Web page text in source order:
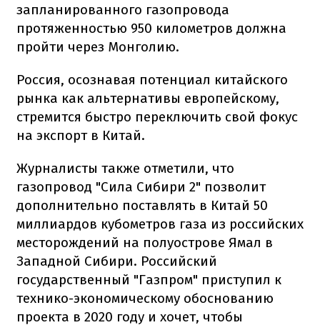
запланированного газопровода
протяженностью 950 километров должна
пройти через Монголию.
Россия, осознавая потенциал китайского
рынка как альтернативы европейскому,
стремится быстро переключить свой фокус
на экспорт в Китай.
Журналисты также отметили, что
газопровод "Сила Сибири 2" позволит
дополнительно поставлять в Китай 50
миллиардов кубометров газа из российских
месторождений на полуострове Ямал в
Западной Сибири. Российский
государственный "Газпром" приступил к
технико-экономическому обоснованию
проекта в 2020 году и хочет, чтобы